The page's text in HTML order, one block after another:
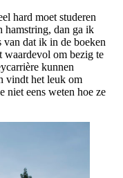
hard moet studeren
hamstring, dan ga ik
van dat ik in de boeken
waardevol om bezig te
kunnen
vindt het leuk om
niet eens weten hoe ze